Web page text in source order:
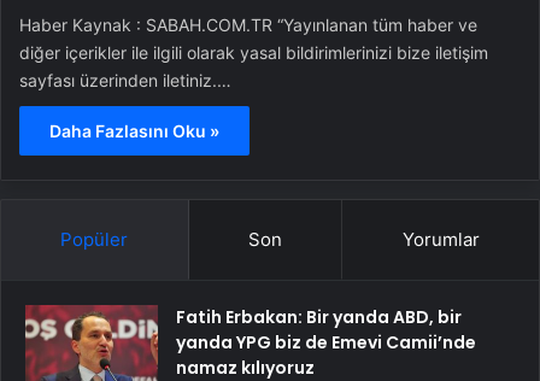
Haber Kaynak : SABAH.COM.TR “Yayınlanan tüm haber ve
diğer içerikler ile ilgili olarak yasal bildirimlerinizi bize iletişim
sayfası üzerinden iletiniz.…
Daha Fazlasını Oku »
Popüler Son Yorumlar
Fatih Erbakan: Bir yanda ABD, bir
yanda YPG biz de Emevi Camii’nde
namaz kılıyoruz